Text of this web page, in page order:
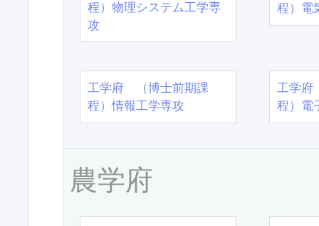
程）物理システム工学専
攻
程）電
工学府 （博士前期課
程）情報工学専攻
工学
程）電
農学府